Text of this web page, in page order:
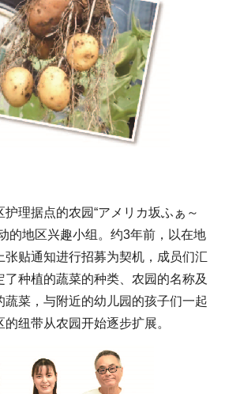
理据点的农园“アメリカ坂ふぁ～
的地区兴趣小组。约3年前，以在地
张贴通知进行招募为契机，成员们汇
种植的蔬菜的种类、农园的名称及
蔬菜，与附近的幼儿园的孩子们一起
纽带从农园开始逐步扩展。